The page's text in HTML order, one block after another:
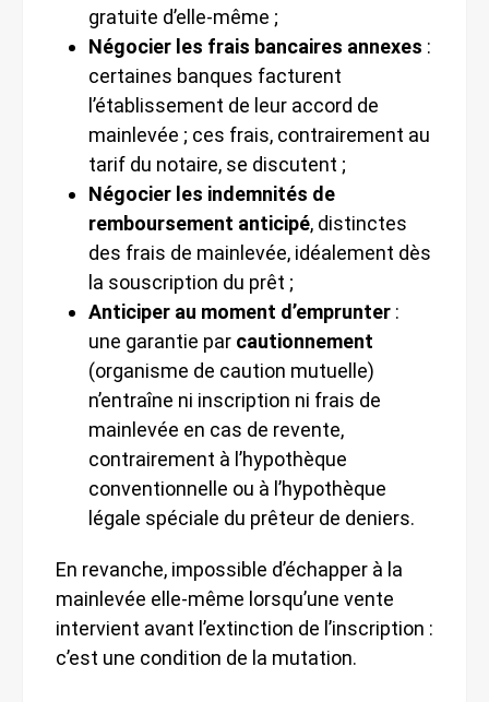
gratuite d’elle-même ;
Négocier les frais bancaires annexes :
certaines banques facturent
l’établissement de leur accord de
mainlevée ; ces frais, contrairement au
tarif du notaire, se discutent ;
Négocier les indemnités de
remboursement anticipé, distinctes
des frais de mainlevée, idéalement dès
la souscription du prêt ;
Anticiper au moment d’emprunter :
une garantie par cautionnement
(organisme de caution mutuelle)
n’entraîne ni inscription ni frais de
mainlevée en cas de revente,
contrairement à l’hypothèque
conventionnelle ou à l’hypothèque
légale spéciale du prêteur de deniers.
En revanche, impossible d’échapper à la
mainlevée elle-même lorsqu’une vente
intervient avant l’extinction de l’inscription :
c’est une condition de la mutation.